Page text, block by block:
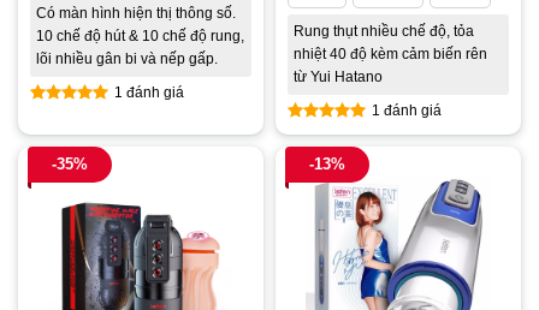
hạng5.00
5 sao
Có màn hình hiện thị thông số.
10 chế độ hút & 10 chế độ rung,
lõi nhiều gân bi và nếp gấp.
1 đánh giá
Được xếp
hạng5.00
Rung thụt nhiều chế độ, tỏa
nhiệt 40 độ kèm cảm biến rên
từ Yui Hatano
1 đánh giá
-35% -13%